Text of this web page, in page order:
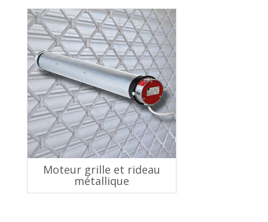
Moteur grille et rideau
métallique